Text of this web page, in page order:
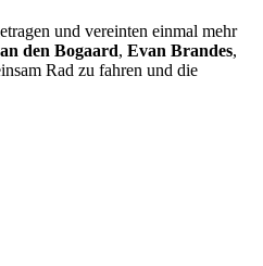
und vereinten einmal mehr
den Bogaard, Evan Brandes,
Rad zu fahren und die